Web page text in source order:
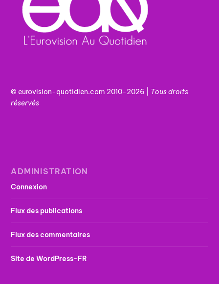
© eurovision-quotidien.com 2010-2026 | Tousdroits
réservés
ADMINISTRATION
Connexion
Flux des publications
Flux des commentaires
Site de WordPress-FR